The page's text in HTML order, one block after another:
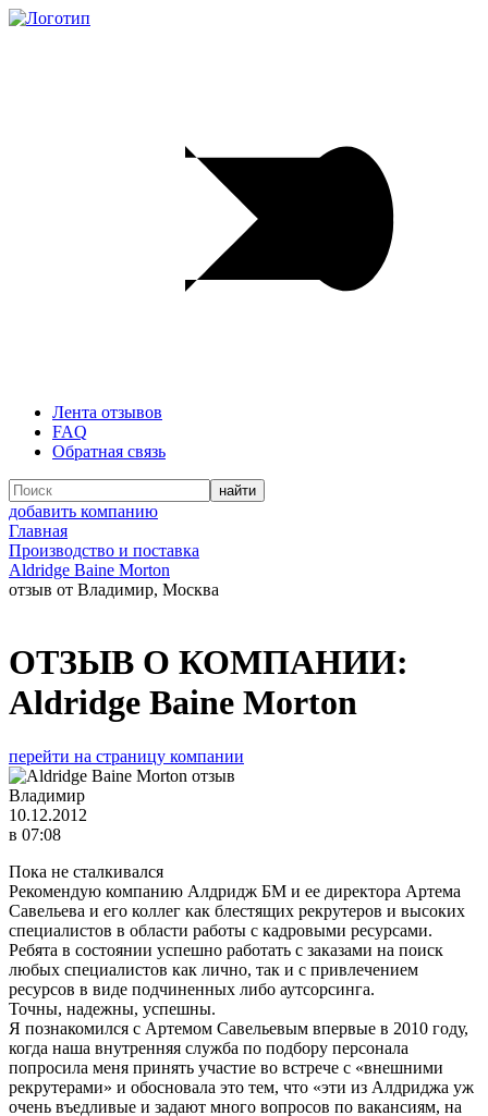
Лента отзывов
FAQ
Обратная связь
добавить компанию
Главная
Производство и поставка
Aldridge Baine Morton
отзыв от Владимир, Москва
ОТЗЫВ О КОМПАНИИ:
Aldridge Baine Morton
перейти на страницу компании
Владимир
10.12.2012
в 07:08
Пока не сталкивался
Рекомендую компанию Алдридж БМ и ее директора Артема
Савельева и его коллег как блестящих рекрутеров и высоких
специалистов в области работы с кадровыми ресурсами.
Ребята в состоянии успешно работать с заказами на поиск
любых специалистов как лично, так и с привлечением
ресурсов в виде подчиненных либо аутсорсинга.
Точны, надежны, успешны.
Я познакомился с Артемом Савельевым впервые в 2010 году,
когда наша внутренняя служба по подбору персонала
попросила меня принять участие во встрече с «внешними
рекрутерами» и обосновала это тем, что «эти из Алдриджа уж
очень въедливые и задают много вопросов по вакансиям, на